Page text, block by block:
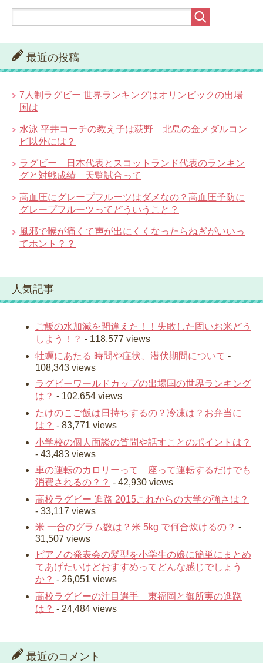
最近の投稿
7人制ラグビー 世界ランキングはオリンピックの出場
国は
水泳 平井コーチの教え子は荻野 北島の金メダルコン
ビ以外には？
ラグビー 日本代表とスコットランド代表のランキン
グと対戦成績 天覧試合って
高血圧にグレープフルーツはダメなの？高血圧予防に
グレープフルーツってどういうこと？
風邪で喉が痛くて声が出にくくなったらねぎがいいっ
てホント？？
人気記事
ご飯の水加減を間違えた！！失敗した固いお米どう
しよう！？ - 118,577 views
牡蠣にあたる 時間や症状、潜伏期間について -
108,343 views
ラグビーワールドカップの出場国の世界ランキング
は？ - 102,654 views
たけのこご飯は日持ちするの？冷凍は？お弁当に
は？ - 83,771 views
小学校の個人面談の質問や話すことのポイントは？
- 43,483 views
車の運転のカロリーって 座って運転するだけでも
消費されるの？？ - 42,930 views
高校ラグビー 進路 2015これからの大学の強さは？
- 33,117 views
米 一合のグラム数は？米 5kg で何合炊けるの？ -
31,507 views
ピアノの発表会の髪型を小学生の娘に簡単にまとめ
てあげたいけどおすすめってどんな感じでしょう
か？ - 26,051 views
高校ラグビーの注目選手 東福岡と御所実の進路
は？ - 24,484 views
最近のコメント